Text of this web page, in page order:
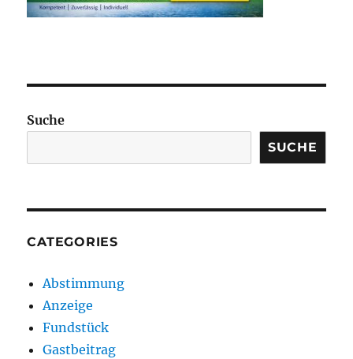
Suche
SUCHE
CATEGORIES
Abstimmung
Anzeige
Fundstück
Gastbeitrag